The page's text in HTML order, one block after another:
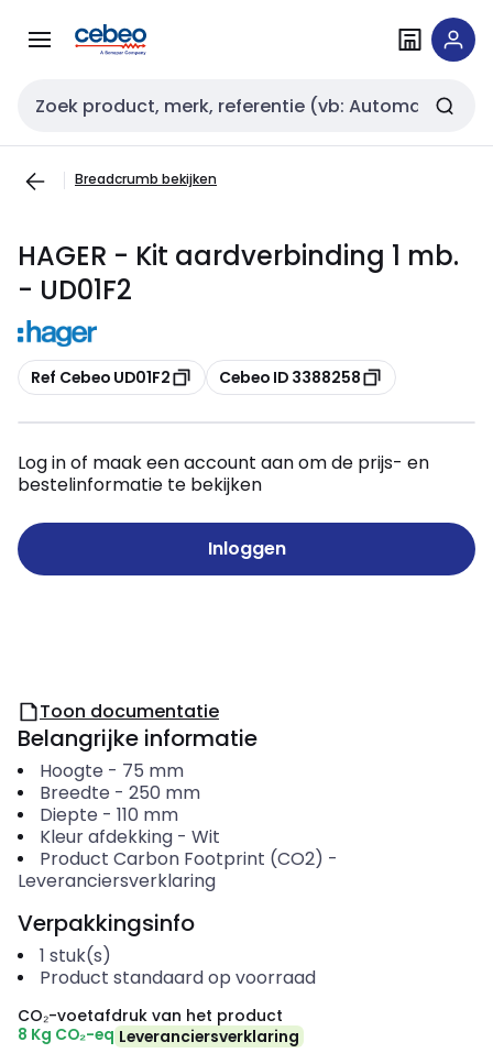
naar
naar
Zoekveld invoer
Breadcrumb bekijken
HAGER - Kit aardverbinding 1 mb.
- UD01F2
Kopiëren
Ref Cebeo UD01F2 Kopiëren
Cebeo ID 3388258
Log in of maak een account aan om de prijs- en
bestelinformatie te bekijken
Inloggen
Toon documentatie
Belangrijke informatie
Hoogte - 75 mm
Breedte - 250 mm
Diepte - 110 mm
Kleur afdekking- Wit
Product Carbon Footprint (CO2) -
Leveranciersverklaring
Verpakkingsinfo
1 stuk(s)
Product standaard op voorraad
CO₂-voetafdruk van het product
8 Kg CO₂-eq Leveranciersverklaring